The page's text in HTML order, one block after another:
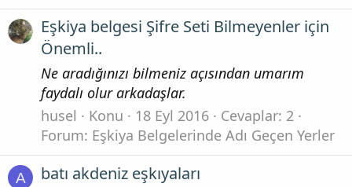
Eşkiya belgesi Şifre Seti Bilmeyenler için
Önemli..
Ne aradığınızı bilmeniz açısından umarım
faydalı olur arkadaşlar.
husel
Konu 18 Eyl 2016
Cevaplar: 2
Forum: Eşkiya Belgelerinde Adı Geçen Yerler
A batı akdeniz eşkıyaları